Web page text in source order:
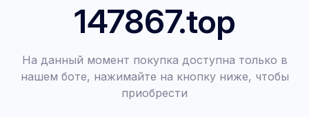
147867.top
На данный момент покупка доступна только в
нашем боте, нажимайте на кнопку ниже, чтобы
приобрести